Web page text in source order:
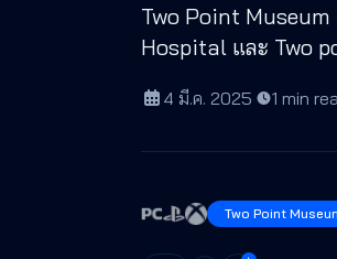
Two Point
Hospital และ Two
4 มี.ค. 2025· 1 min
Two Point